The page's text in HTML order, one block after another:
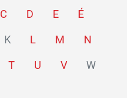
C D E É
K L M N
T U V W